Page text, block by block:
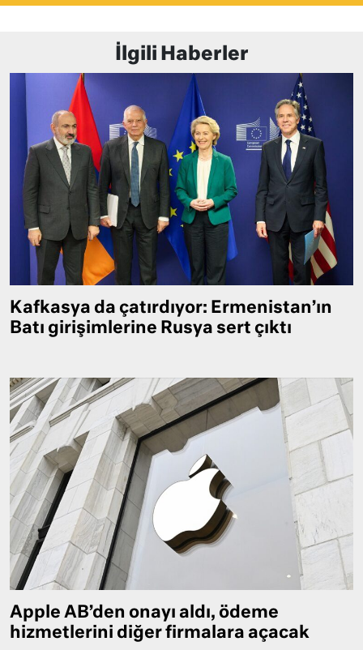
İlgili Haberler
Kafkasya da çatırdıyor: Ermenistan’ın
Batı girişimlerine Rusya sert çıktı
Apple AB’den onayı aldı, ödeme
hizmetlerini diğer firmalara açacak